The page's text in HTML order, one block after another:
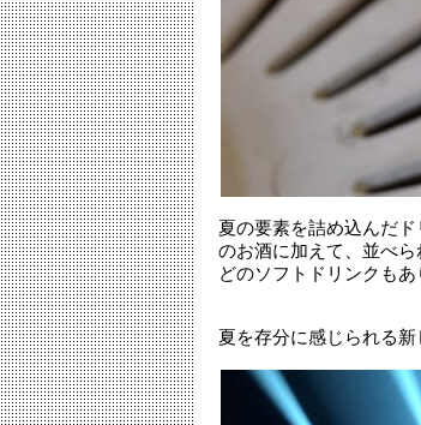
夏の要素を詰め込んだ
のお酒に加えて、並べ
どのソフトドリンクもあ
夏を存分に感じられる